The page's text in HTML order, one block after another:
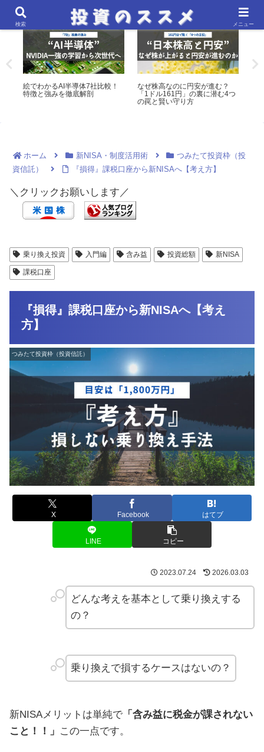
米国株・ETF分析
絵でわかるAI半導体7社比較！
特徴と強みを徹底解剖
なぜ株高なのに円安が進む？
「1ドル161円」の裏に潜む4つ
の罠と賢い守り方
ホーム 新NISA・制度活用術
つみたて投資枠（投
資信託）
『損得』課税口座から新NISAへ【考え方】
＼クリックお願いします／
乗り換え投資 入門編 含み益 投資総額 新NISA
課税口座
『損得』課税口座から新NISAへ【考え
方】
つみたて投資枠（投資信託）
X Facebook はてブ
LINE コピー
2023.07.24 2026.03.03
どんな考えを基本として乗り換えする
の？
乗り換えで損するケースはないの？
新NISAメリットは単純で 「含み益に税金が課されない
こと！！」 この一点です。
検索 メニュー